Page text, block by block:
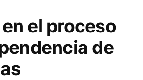
el proceso
de